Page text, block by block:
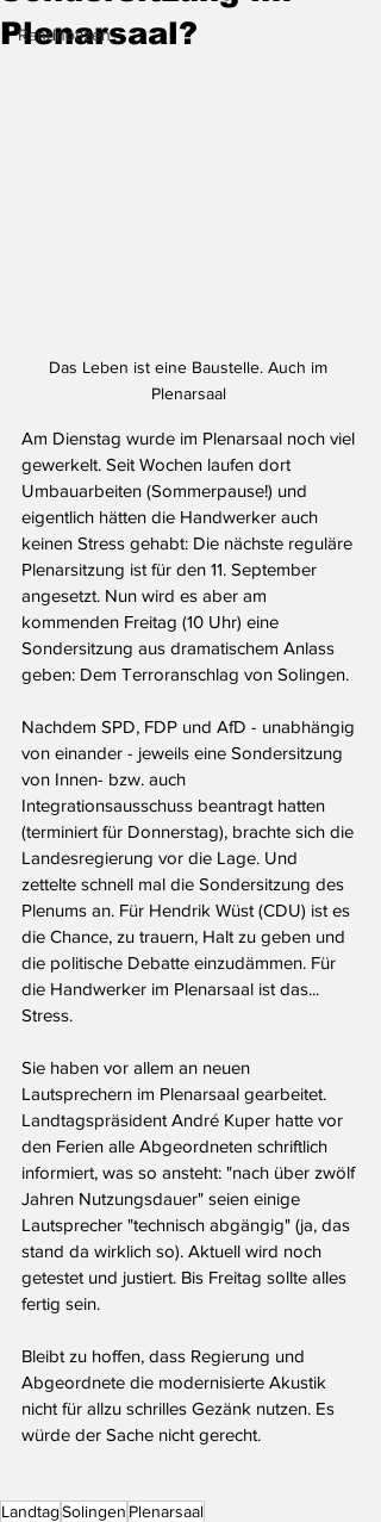
Randnotizen
Plenarsaal?
Das Leben ist eine Baustelle. Auch im
Plenarsaal
Am Dienstag wurde im Plenarsaal noch viel
gewerkelt. Seit Wochen laufen dort
Umbauarbeiten (Sommerpause!) und
eigentlich hätten die Handwerker auch
keinen Stress gehabt: Die nächste reguläre
Plenarsitzung ist für den 11. September
angesetzt. Nun wird es aber am
kommenden Freitag (10 Uhr) eine
Sondersitzung aus dramatischem Anlass
geben: Dem Terroranschlag von Solingen.
Nachdem SPD, FDP und AfD - unabhängig
von einander - jeweils eine Sondersitzung
von Innen- bzw. auch
Integrationsausschuss beantragt hatten
(terminiert für Donnerstag), brachte sich die
Landesregierung vor die Lage. Und
zettelte schnell mal die Sondersitzung des
Plenums an. Für Hendrik Wüst (CDU) ist es
die Chance, zu trauern, Halt zu geben und
die politische Debatte einzudämmen. Für
die Handwerker im Plenarsaal ist das...
Stress.
Sie haben vor allem an neuen
Lautsprechern im Plenarsaal gearbeitet.
Landtagspräsident André Kuper hatte vor
den Ferien alle Abgeordneten schriftlich
informiert, was so ansteht: "nach über zwölf
Jahren Nutzungsdauer" seien einige
Lautsprecher "technisch abgängig" (ja, das
stand da wirklich so). Aktuell wird noch
getestet und justiert. Bis Freitag sollte alles
fertig sein.
Bleibt zu hoffen, dass Regierung und
Abgeordnete die modernisierte Akustik
nicht für allzu schrilles Gezänk nutzen. Es
würde der Sache nicht gerecht.
LandtagSolingen Plenarsaal